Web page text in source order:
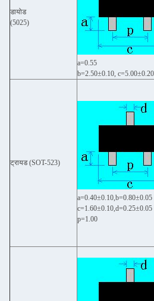
डायोड
(5025)
a=0.55
b=2.50±0.10, c=5.00±0.20
ट्रायड (SOT-523)
a=0.40±0.10,b=0.80±0.05
c=1.60±0.10,d=0.25±0.05
p=1.00